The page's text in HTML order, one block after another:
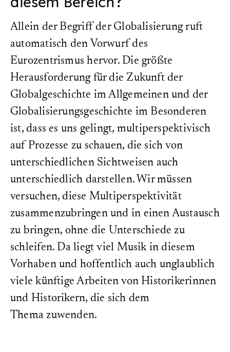
Allein der Begriff der Globalisierung ruft
automatisch den Vorwurf des
Eurozentrismus hervor. Die größte
Herausforderung für die Zukunft der
Globalgeschichte im Allgemeinen und der
Globalisierungsgeschichte im Besonderen
ist, dass es uns gelingt, multiperspektivisch
auf Prozesse zu schauen, die sich von
unterschiedlichen Sichtweisen auch
unterschiedlich darstellen. Wir müssen
versuchen, diese Multiperspektivität
zusammenzubringen und in einen Austausch
zu bringen, ohne die Unterschiede zu
schleifen. Da liegt viel Musik in diesem
Vorhaben und hoffentlich auch unglaublich
viele künftige Arbeiten von Historikerinnen
und Historikern, die sich dem
Thema zuwenden.